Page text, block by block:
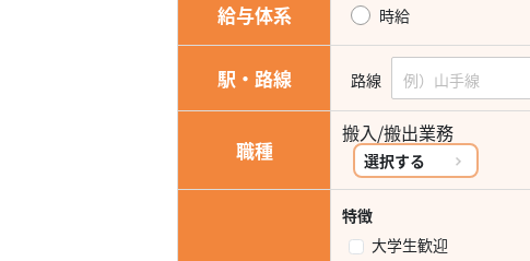
給与体系 時給
駅・路線 路線
職種
搬入/搬出業務
選択する
特徴
大学生歓迎